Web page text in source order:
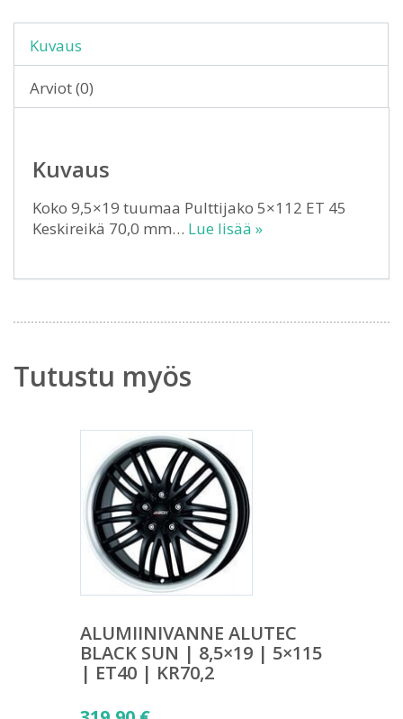
Kuvaus
Arviot (0)
Kuvaus
Koko 9,5×19 tuumaa Pulttijako 5×112 ET 45
Keskireikä 70,0 mm… Lue lisää »
Tutustu myös
ALUMIINIVANNE ALUTEC
BLACK SUN | 8,5×19 | 5×115
| ET40 | KR70,2